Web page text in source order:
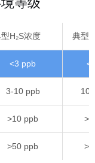
H₂S浓度 典型
<3 ppb
3-10 ppb
>10 ppb
>50 ppb